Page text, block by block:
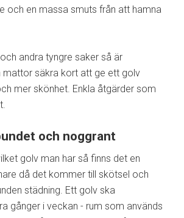
och en massa smuts från att hamna
andra tyngre saker så är
säkra kort att ge ett golv
mer skönhet. Enkla åtgärder som
och noggrant
golv man har så finns det en
då det kommer till skötsel och
städning. Ett golv ska
gånger i veckan - rum som används